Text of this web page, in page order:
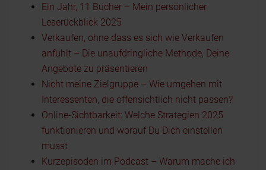
Ein Jahr, 11 Bücher – Mein persönlicher
Leserückblick 2025
Verkaufen, ohne dass es sich wie Verkaufen
anfühlt – Die unaufdringliche Methode, Deine
Angebote zu präsentieren
Nicht meine Zielgruppe – Wie umgehen mit
Interessenten, die offensichtlich nicht passen?
Online-Sichtbarkeit: Welche Strategien 2025
funktionieren und worauf Du Dich einstellen
musst
Kurzepisoden im Podcast – Warum mache ich